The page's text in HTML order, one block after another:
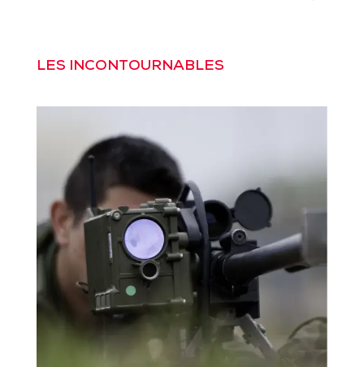
LES INCONTOURNABLES